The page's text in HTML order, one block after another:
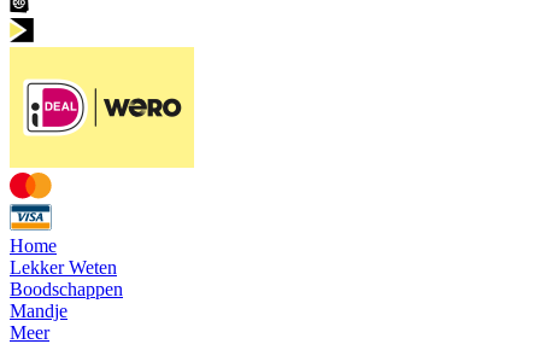
Home
Lekker Weten
Boodschappen
Mandje
Meer